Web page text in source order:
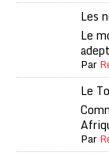
Les
Le
Par
Le
Par